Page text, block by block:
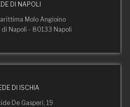
DI NAPOLI
Molo Angioino
di Napoli - 80133 Napoli
DI ISCHIA
De Gasperi, 19